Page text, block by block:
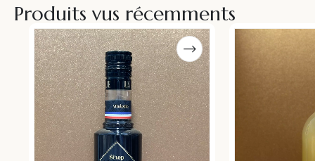
Produits vus récemments